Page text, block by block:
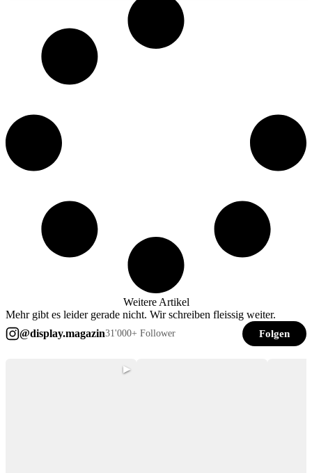
Weitere Artikel
Mehr gibt es leider gerade nicht. Wir schreiben fleissig weiter.
@display.magazin31'000+ Follower Folgen
▶